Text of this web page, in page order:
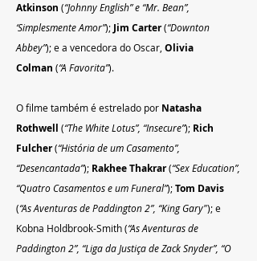
Atkinson (“Johnny English” e “Mr. Bean”,
‘Simplesmente Amor”); Jim Carter (“Downton
Abbey”); e a vencedora do Oscar, Olivia
Colman (“A Favorita”).
O filme também é estrelado por Natasha
Rothwell (“The White Lotus”, “Insecure”); Rich
Fulcher (“História de um Casamento”,
“Desencantada”); Rakhee Thakrar (“Sex Education”,
“Quatro Casamentos e um Funeral”); Tom Davis
(“As Aventuras de Paddington 2”, “King Gary"); e
Kobna Holdbrook-Smith (“As Aventuras de
Paddington 2”, “Liga da Justiça de Zack Snyder”, “O